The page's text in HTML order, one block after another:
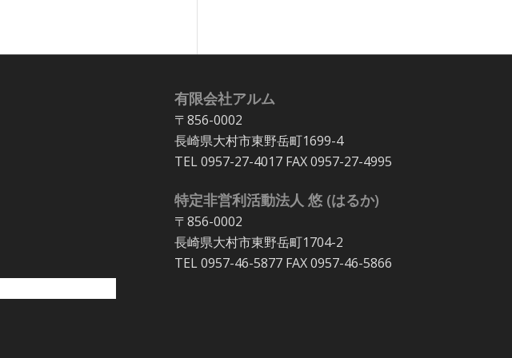
有限会社アルム
〒856-0002
長崎県大村市東野岳町1699-4
TEL 0957-27-4017 FAX 0957-27-4995
特定非営利活動法人 悠 (はるか)
〒856-0002
長崎県大村市東野岳町1704-2
TEL 0957-46-5877 FAX 0957-46-5866